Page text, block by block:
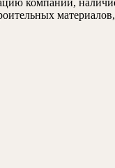
компании,